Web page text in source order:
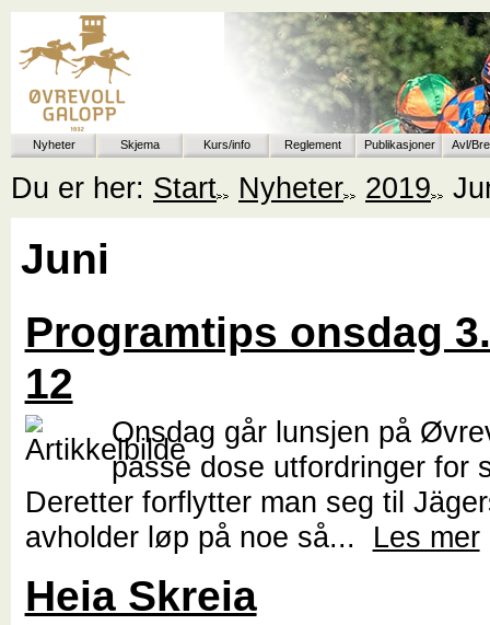
Nyheter Skjema Kurs/info Reglement Publikasjoner Avl/
Du er her: Start Nyheter 2019
Juni
Programtips onsdag
12
Onsdag går lunsjen på
passe dose utfordringer for
Deretter forflytter man seg til
avholder løp på noe så... Les mer
Heia Skreia